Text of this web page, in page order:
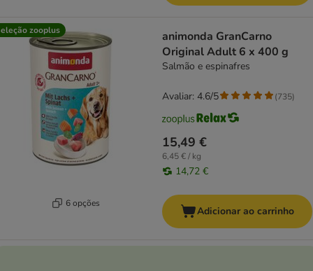
zooplus
6 opções
animonda GranCarno
Original Adult 6 x 400 g
Salmão e espinafres
15,49 €
6,45 € / kg
14,72 €
Avaliar: 4.6/5 (735)
Adicionar ao carrinho